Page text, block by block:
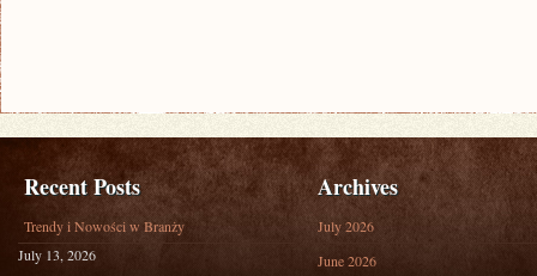
Recent Posts
Trendy i Nowości w Branży
July 13, 2026
Archives
July 2026
June 2026